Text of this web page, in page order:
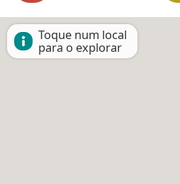
Toque num local
para o explorar